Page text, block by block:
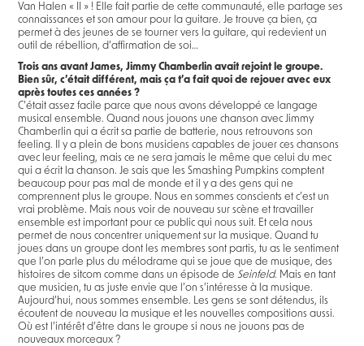
Van Halen « II » ! Elle fait partie de cette communauté, elle partage ses
connaissances et son amour pour la guitare. Je trouve ça bien, ça
permet à des jeunes de se tourner vers la guitare, qui redevient un
outil de rébellion, d’affirmation de soi…
Trois ans avant James, Jimmy Chamberlin avait rejoint le groupe.
Bien sûr, c’était différent, mais ça t’a fait quoi de rejouer avec eux
après toutes ces années ?
C’était assez facile parce que nous avons développé ce langage
musical ensemble. Quand nous jouons une chanson avec Jimmy
Chamberlin qui a écrit sa partie de batterie, nous retrouvons son
feeling. Il y a plein de bons musiciens capables de jouer ces chansons
avec leur feeling, mais ce ne sera jamais le même que celui du mec
qui a écrit la chanson. Je sais que les Smashing Pumpkins comptent
beaucoup pour pas mal de monde et il y a des gens qui ne
comprennent plus le groupe. Nous en sommes conscients et c’est un
vrai problème. Mais nous voir de nouveau sur scène et travailler
ensemble est important pour ce public qui nous suit. Et cela nous
permet de nous concentrer uniquement sur la musique. Quand tu
joues dans un groupe dont les membres sont partis, tu as le sentiment
que l’on parle plus du mélodrame qui se joue que de musique, des
histoires de sitcom comme dans un épisode deSeinfeld. Mais en tant
que musicien, tu as juste envie que l’on s’intéresse à la musique.
Aujourd’hui, nous sommes ensemble. Les gens se sont détendus, ils
écoutent de nouveau la musique et les nouvelles compositions aussi.
Où est l’intérêt d’être dans le groupe si nous ne jouons pas de
nouveaux morceaux ?